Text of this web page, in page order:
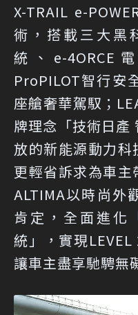
X-TRAIL e-
術，搭載三大黑
統、e-4ORCE
ProPILOT智行安
座艙奢華駕馭；
牌理念「技術日產
放的新能源動力
更輕省訴求為車主
ALTIMA以時尚外
肯定，全面進化
統」，實現LEVEL
讓車主盡享馳騁無